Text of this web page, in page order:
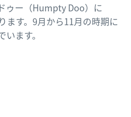
ゥー（Humpty Doo）に
ます。9月から11月の時期に
ます。